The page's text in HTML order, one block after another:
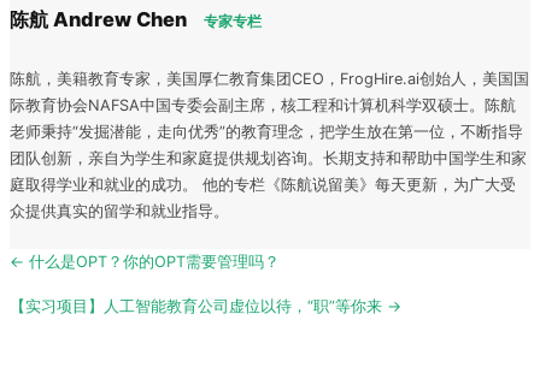
陈航 Andrew Chen 专家专栏
陈航，美籍教育专家，美国厚仁教育集团CEO，FrogHire.ai创始人，美国国
际教育协会NAFSA中国专委会副主席，核工程和计算机科学双硕士。陈航
老师秉持“发掘潜能，走向优秀”的教育理念，把学生放在第一位，不断指导
团队创新，亲自为学生和家庭提供规划咨询。长期支持和帮助中国学生和家
庭取得学业和就业的成功。 他的专栏《陈航说留美》每天更新，为广大受
众提供真实的留学和就业指导。
Post
← 什么是OPT？你的OPT需要管理吗？
【实习项目】人工智能教育公司虚位以待，“职”等你来 →